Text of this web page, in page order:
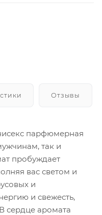
Отзывы
парфюмерная
так и
пробуждает
вас светом и
и
и свежесть,
сердце аромата